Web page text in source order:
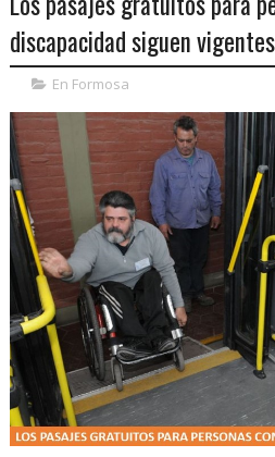
discapacidad siguen vigentes
En Formosa